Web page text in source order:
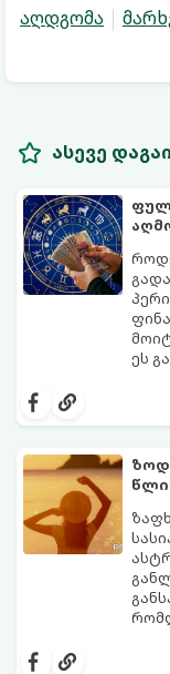
აღდგომა
ასევე
ეს